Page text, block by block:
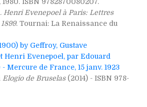
Henri Evenepoel à Paris: Lettres
. Tournai: La Renaissance du
by Geffroy, Gustave
Henri Evenepoel, par Edouard
- Mercure de France, 15 janv. 1923
Elogio de Bruselas(2014) - ISBN 978-